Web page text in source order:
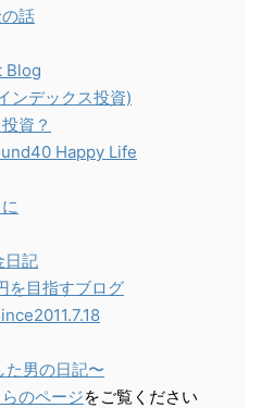
話
Blog
ンデックス投資)
資？
Happy Life
日記
を目指すブログ
男の日記〜
のページをご覧ください